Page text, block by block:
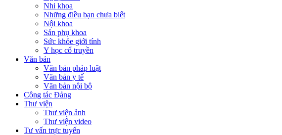
Nhi khoa
Những điều bạn chưa biết
Nội khoa
Sản phụ khoa
Sức khỏe giới tính
Y học cổ truyền
Văn bản
Văn bản pháp luật
Văn bản y tế
Văn bản nội bộ
Công tác Đảng
Thư viện
Thư viện ảnh
Thư viện video
Tư vấn trực tuyến